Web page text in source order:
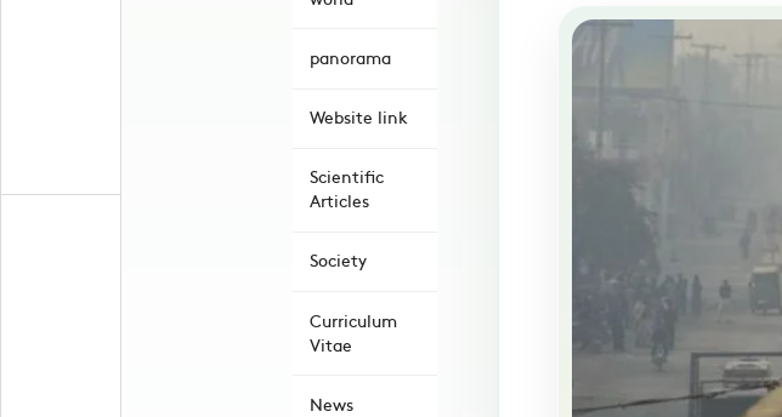
panorama
Website link
Scientific
Articles
Society
Curriculum
Vitae
News